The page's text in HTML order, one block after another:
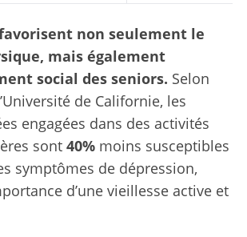
non seulement le
mais également
social des seniors. Selon
de Californie, les
engagées dans des activités
sont 40%moins susceptibles
symptômes de dépression,
d’une vieillesse active et